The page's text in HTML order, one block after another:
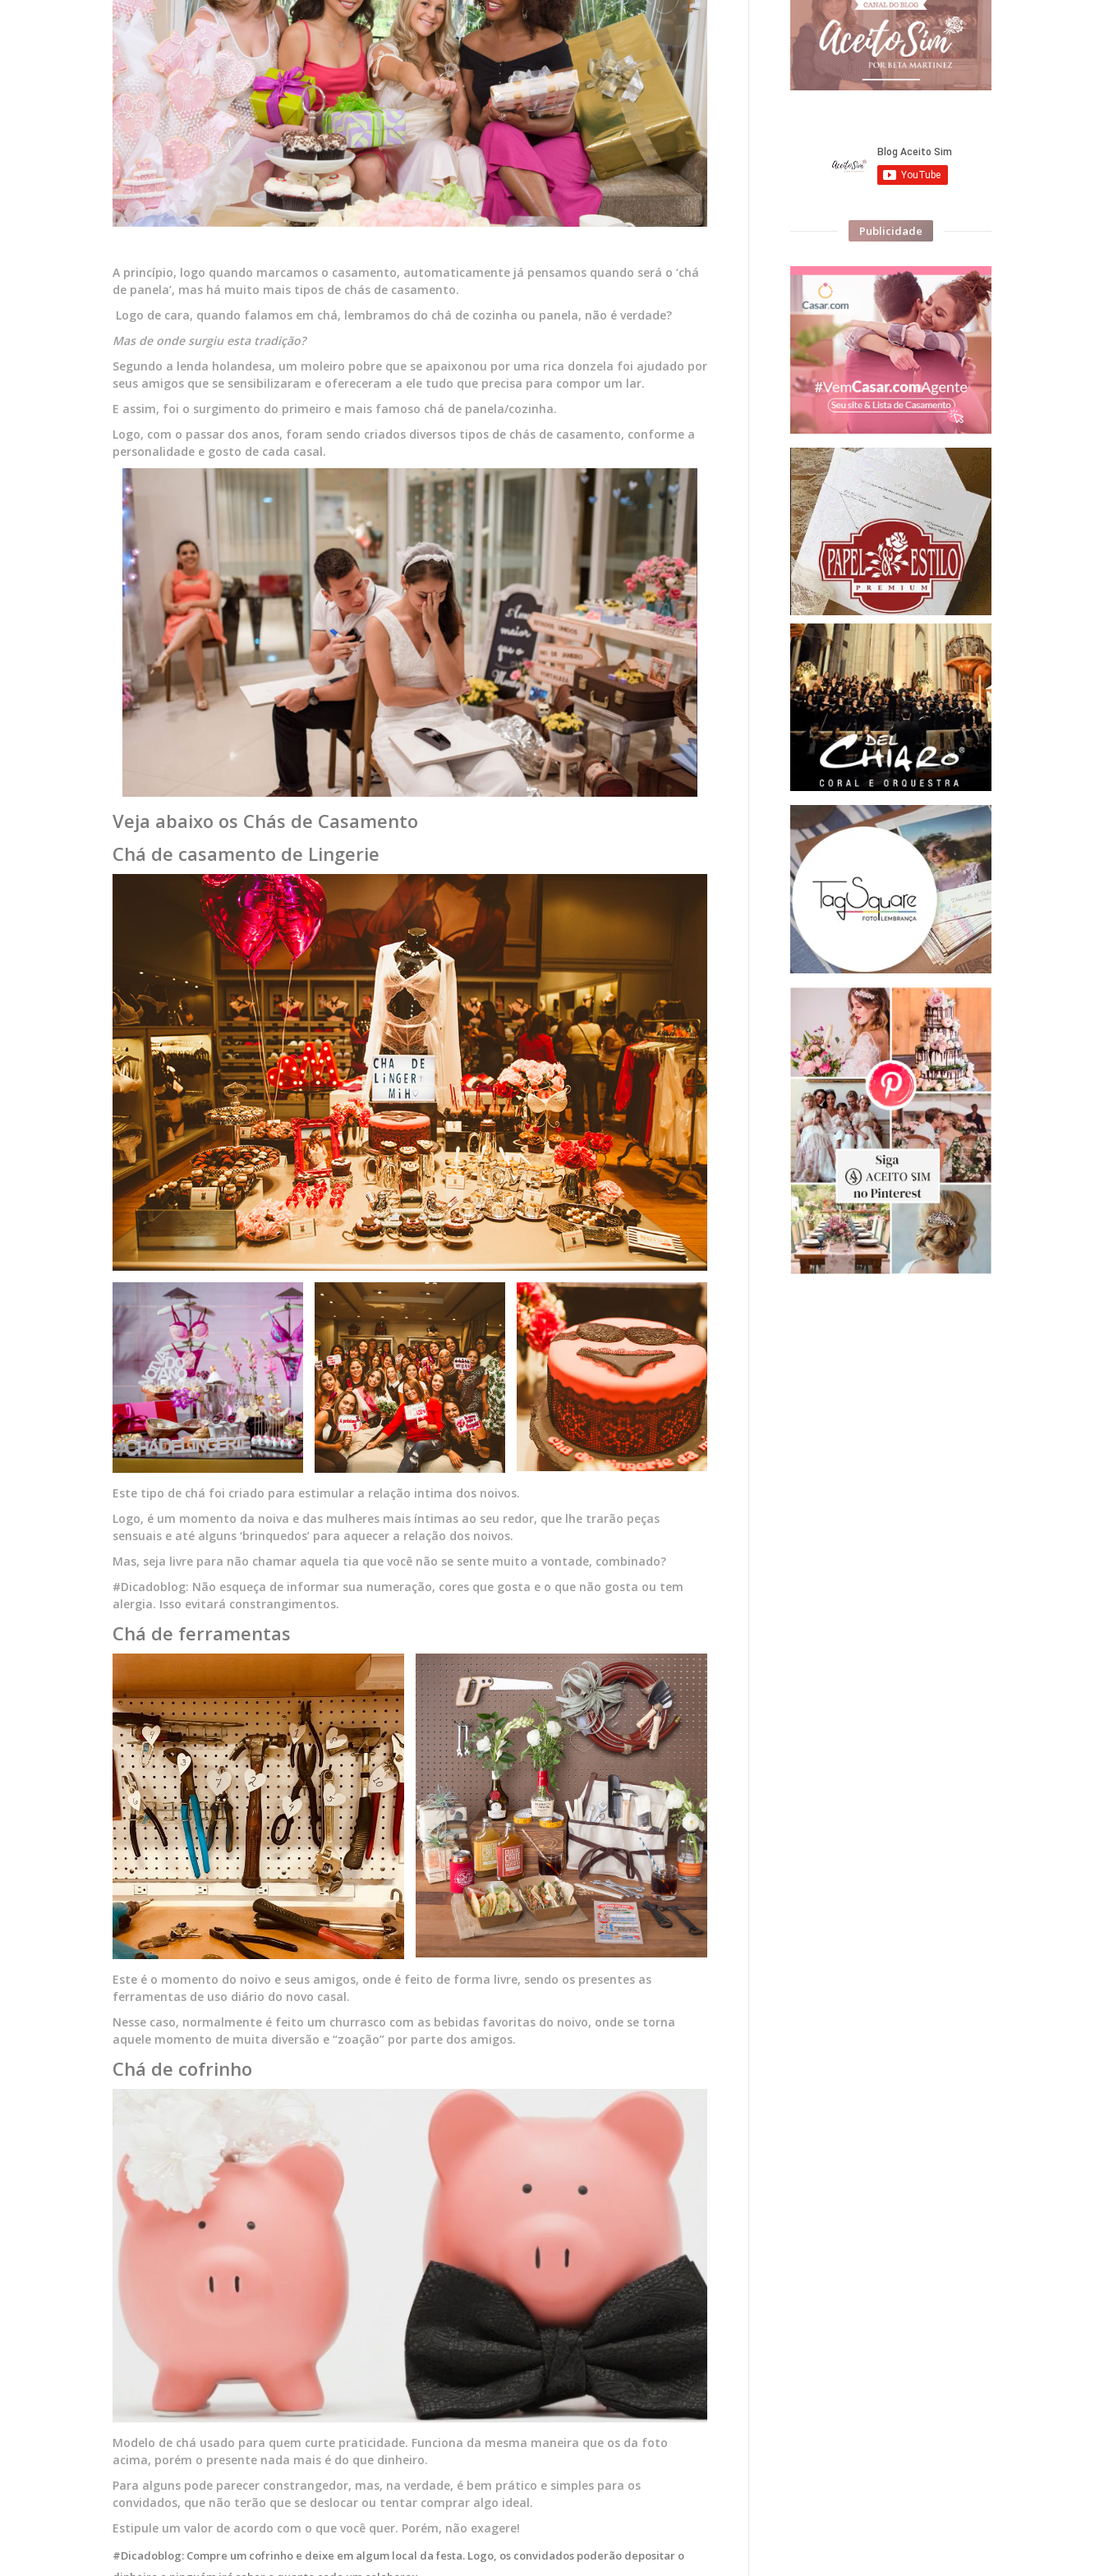
A princípio, logo quando marcamos o casamento, automaticamente já pensamos quando será o ‘chá
de panela’, mas há muito mais tipos de chás de casamento.
Logo de cara, quando falamos em chá, lembramos do chá de cozinha ou panela, não é verdade?
Mas de onde surgiu esta tradição?
Segundo a lenda holandesa, um moleiro pobre que se apaixonou por uma rica donzela foi ajudado por
seus amigos que se sensibilizaram e ofereceram a ele tudo que precisa para compor um lar.
E assim, foi o surgimento do primeiro e mais famoso chá de panela/cozinha.
Logo, com o passar dos anos, foram sendo criados diversos tipos de chás de casamento, conforme a
personalidade e gosto de cada casal.
Veja abaixo os Chás de Casamento
Chá de casamento de Lingerie
Este tipo de chá foi criado para estimular a relação intima dos noivos.
Logo, é um momento da noiva e das mulheres mais íntimas ao seu redor, que lhe trarão peças
sensuais e até alguns ‘brinquedos’ para aquecer a relação dos noivos.
Mas, seja livre para não chamar aquela tia que você não se sente muito a vontade, combinado?
#Dicadoblog: Não esqueça de informar sua numeração, cores que gosta e o que não gosta ou tem
alergia. Isso evitará constrangimentos.
Chá de ferramentas
Este é o momento do noivo e seus amigos, onde é feito de forma livre, sendo os presentes as
ferramentas de uso diário do novo casal.
Nesse caso, normalmente é feito um churrasco com as bebidas favoritas do noivo, onde se torna
aquele momento de muita diversão e “zoação” por parte dos amigos.
Chá de cofrinho
Modelo de chá usado para quem curte praticidade. Funciona da mesma maneira que os da foto
acima, porém o presente nada mais é do que dinheiro.
Para alguns pode parecer constrangedor, mas, na verdade, é bem prático e simples para os
convidados, que não terão que se deslocar ou tentar comprar algo ideal.
Estipule um valor de acordo com o que você quer. Porém, não exagere!
#Dicadoblog: Compre um cofrinho e deixe em algum local da festa. Logo, os convidados poderão depositar o
Publicidade